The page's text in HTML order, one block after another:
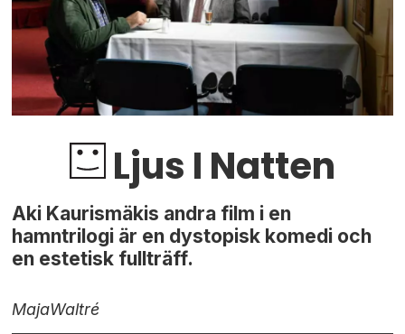
Ljus I Natten
Aki Kaurismäkis andra film i en
hamntrilogi är en dystopisk komedi och
en estetisk fullträff.
MajaWaltré